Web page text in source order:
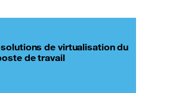
de virtualisation du
de travail